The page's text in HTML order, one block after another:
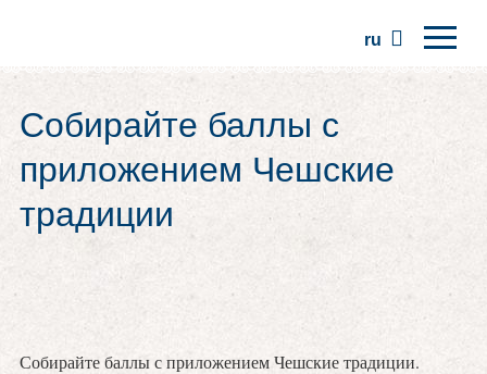
ru
Регионы
Традиции
Экскурсии
Собирайте баллы с
приложением Чешские
традиции
Собирайте баллы с приложением Чешские традиции.